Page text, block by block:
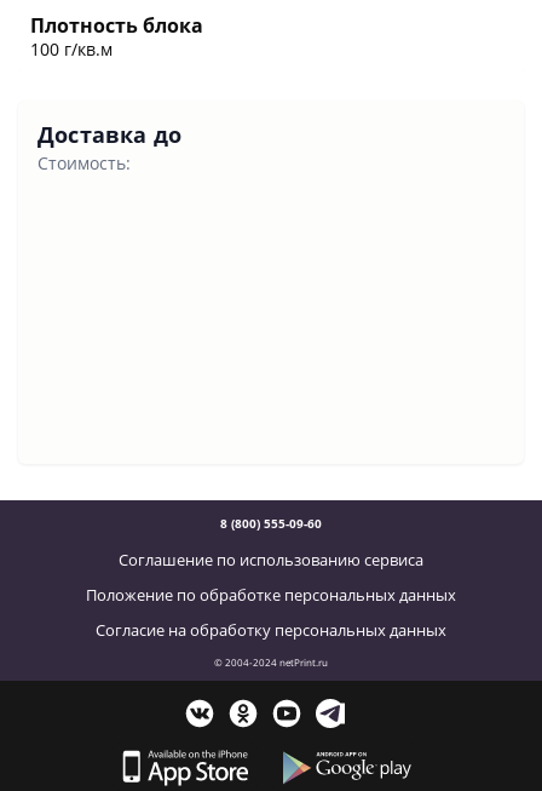
Плотность блока
100 г/кв.м
Доставка до
Стоимость:
8 (800) 555-09-60
Соглашение по использованию сервиса
Положение по обработке персональных данных
Согласие на обработку персональных данных
© 2004-2024 netPrint.ru